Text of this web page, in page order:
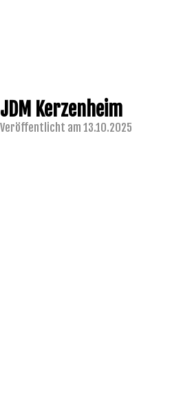
JDM Kerzenheim
Veröffentlicht am 13.10.2025